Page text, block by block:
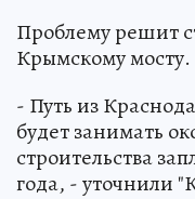
Проблему решит
Крымскому мосту.
- Путь из
будет занимать
строительства
года, - уточнили